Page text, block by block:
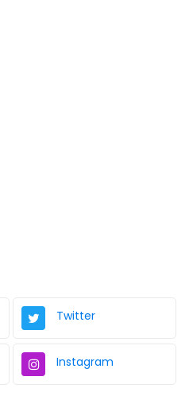
Twitter
Instagram